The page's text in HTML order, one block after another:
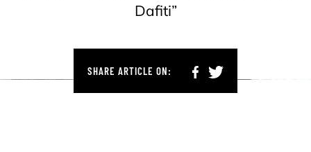
Dafiti”
SHARE ARTICLE ON: